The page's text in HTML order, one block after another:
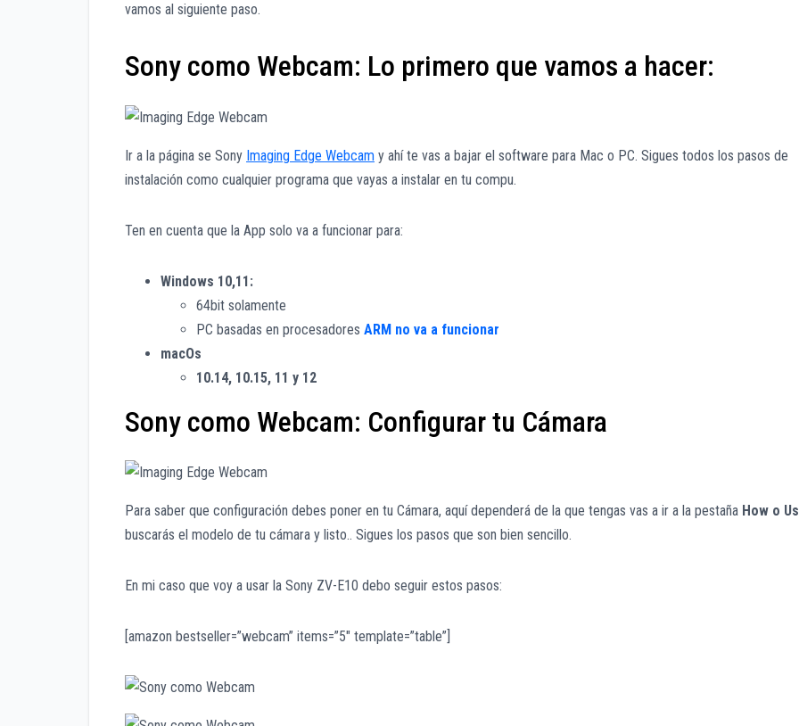
vamos al siguiente paso.
Sony como Webcam: Lo primero que vamos a hacer:
Ir a la página se Sony Imaging Edge Webcam y ahí te vas a bajar el software para Mac o PC. Sigues todos los pasos de
instalación como cualquier programa que vayas a instalar en tu compu.
Ten en cuenta que la App solo va a funcionar para:
Windows 10,11:
64bit solamente
PC basadas en procesadores ARM no va a funcionar
macOs
10.14, 10.15, 11 y 12
Sony como Webcam: Configurar tu Cámara
Para saber que configuración debes poner en tu Cámara, aquí dependerá de la que tengas vas a ir a la pestaña How o
buscarás el modelo de tu cámara y listo.. Sigues los pasos que son bien sencillo.
En mi caso que voy a usar la Sony ZV-E10 debo seguir estos pasos:
[amazon bestseller=”webcam” items=”5″ template=”table”]